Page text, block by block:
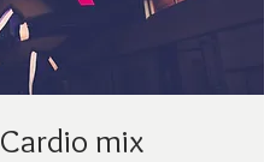
Cardio mix